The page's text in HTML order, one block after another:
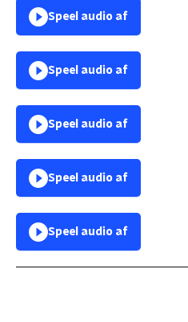
Speel audio af
Speel audio af
Speel audio af
Speel audio af
Speel audio af